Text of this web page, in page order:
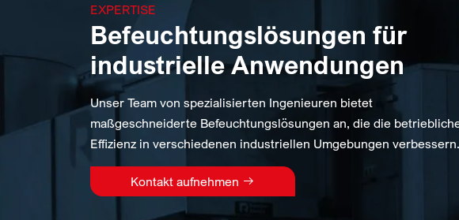
EXPERTISE
Befeuchtungslösungen für
industrielle Anwendungen
Unser Team von spezialisierten Ingenieuren bietet
maßgeschneiderte Befeuchtungslösungen an, die die
Effizienz in verschiedenen industriellen Umgebungen verbessern.
Kontakt aufnehmen